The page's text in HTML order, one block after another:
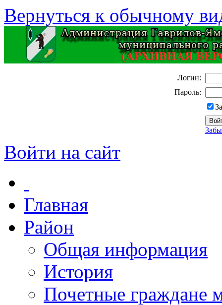
Вернуться к обычному
Логин:
Пароль:
Войти на сайт
Главная
Район
Общая информация
История
Почетные граждане